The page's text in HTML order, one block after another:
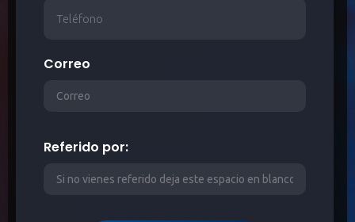
Correo
Referido por: